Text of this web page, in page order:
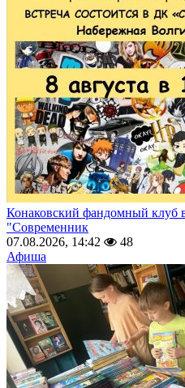
Конаковский фандомный клуб
"Современник
07.08.2026, 14:42
48
Афиша